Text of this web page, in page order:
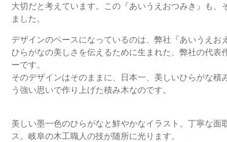
大切だと考えています。この『あいうえおつみき』も、
ました。
デザインのベースになっているのは、弊社『あいうえお
ひらがなの美しさを伝えるために生まれた、弊社の代表
ーです。
そのデザインはそのままに、日本一、美しいひらがな積
う強い思いで作り上げた積み木なのです。
美しい墨一色のひらがなと鮮やかなイラスト。丁寧な面
ス。岐阜の木工職人の技が随所に光ります。